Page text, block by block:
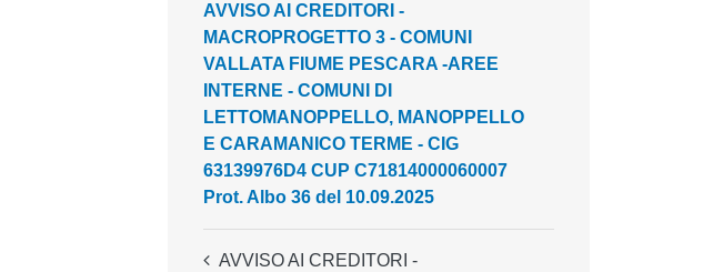
AVVISO AI CREDITORI -
MACROPROGETTO 3 - COMUNI
VALLATA FIUME PESCARA -AREE
INTERNE - COMUNI DI
LETTOMANOPPELLO, MANOPPELLO
E CARAMANICO TERME - CIG
63139976D4 CUP C71814000060007
Prot. Albo 36 del 10.09.2025
AVVISO AI CREDITORI -